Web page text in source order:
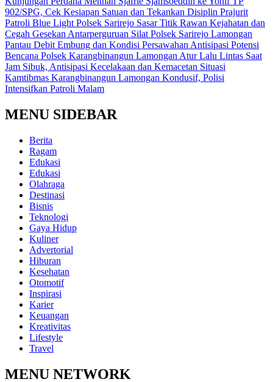
902/SPG, Cek Kesiapan Satuan dan Tekankan Disiplin Prajurit
Patroli Blue Light Polsek Sarirejo Sasar Titik Rawan Kejahatan dan
Cegah Gesekan Antarperguruan Silat Polsek Sarirejo Lamongan
Pantau Debit Embung dan Kondisi Persawahan Antisipasi Potensi
Bencana Polsek Karangbinangun Lamongan Atur Lalu Lintas Saat
Jam Sibuk, Antisipasi Kecelakaan dan Kemacetan Situasi
Kamtibmas Karangbinangun Lamongan Kondusif, Polisi
Intensifkan Patroli Malam
MENU SIDEBAR
Berita
Ragam
Edukasi
Edukasi
Olahraga
Destinasi
Bisnis
Teknologi
Gaya Hidup
Kuliner
Advertorial
Hiburan
Kesehatan
Otomotif
Inspirasi
Karier
Keuangan
Kreativitas
Lifestyle
Travel
MENU NETWORK